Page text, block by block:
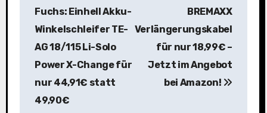
Fuchs: Einhell Akku-
Winkelschleifer TE-
AG 18/115 Li-Solo
Power X-Change für
nur 44,91€ statt
49,90€
BREMAXX
Verlängerungskabel
für nur 18,99€ –
Jetzt im Angebot
bei Amazon!